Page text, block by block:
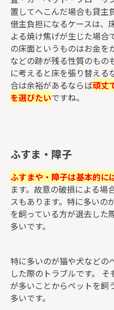
置してへこんだ場合も貸主
借主負担になるケースは、
よる焼け焦げが生じた場合
の床面というものはお金を
などの跡が残る性質のもの
に考えると床を張り替える
合は余裕があるならば頑丈
を選びたいですね。
ふすま・障子
ふすまや・障子は基本的に
ます。故意の破損による場
スもあります。特に多いの
を飼っている方が退去した
多いです。
特に多いのが猫や犬などの
した際のトラブルです。
が多いことからペットを飼
多いです。